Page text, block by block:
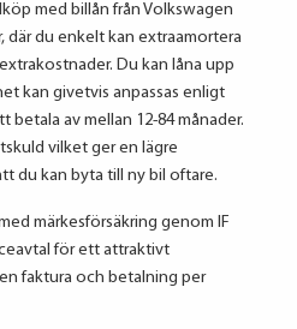
med billån från Volkswagen
där du enkelt kan extraamortera
Du kan låna upp
kan givetvis anpassas enligt
betala av mellan 12-84 månader.
vilket ger en lägre
du kan byta till ny bil oftare.
märkesförsäkring genom IF
för ett attraktivt
faktura och betalning per